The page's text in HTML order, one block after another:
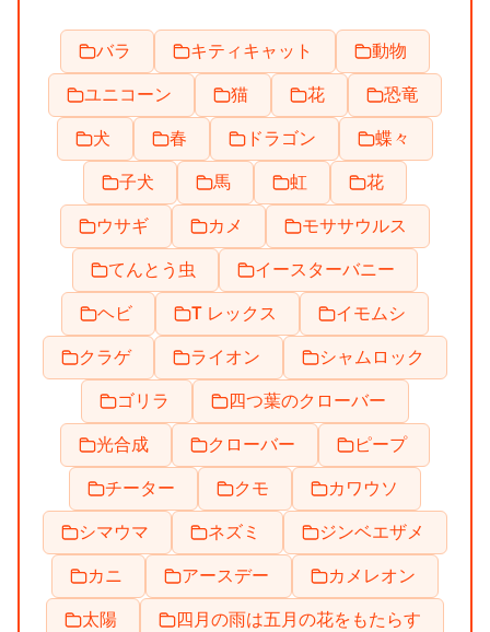
バラ キティキャット
動物
ユニコーン
猫 花
恐竜
犬
春 ドラゴン
蝶々
子犬
馬 虹
花
ウサギ
カメ
モササウルス
てんとう虫
イースターバニー
ヘビ
T レックス
イモムシ
クラゲ
ライオン
シャムロック
ゴリラ
四つ葉のクローバー
光合成
クローバー
ピープ
チーター
クモ
カワウソ
シマウマ
ネズミ
ジンベエザメ
カニ
アースデー
カメレオン
太陽
四月の雨は五月の花をもたらす